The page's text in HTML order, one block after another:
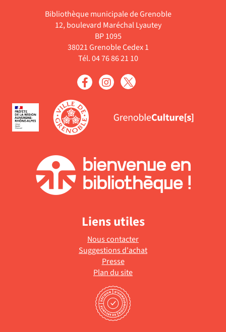
Bibliothèque municipale de Grenoble
12, boulevard Maréchal Lyautey
BP 1095
38021 Grenoble Cedex 1
Tél. 04 76 86 21 10
Liens utiles
Nous contacter
Suggestions d'achat
Presse
Plan du site